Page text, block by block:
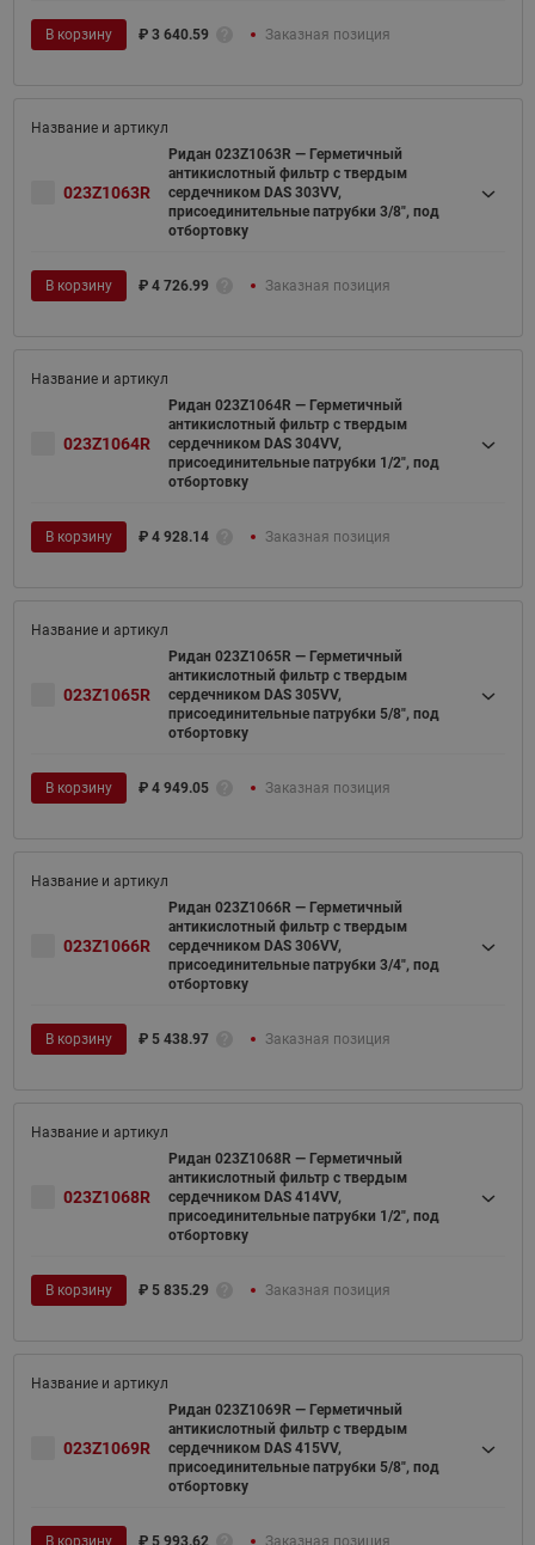
В корзину ₽ 3 640.59 Заказная позиция
023Z1063R
Ридан 023Z1063R — Герметичный
антикислотный фильтр с твердым
сердечником DAS 303VV,
присоединительные патрубки 3/8", под
отбортовку
В корзину ₽ 4 726.99 Заказная позиция
023Z1064R
Ридан 023Z1064R — Герметичный
антикислотный фильтр с твердым
сердечником DAS 304VV,
присоединительные патрубки 1/2", под
отбортовку
В корзину ₽ 4 928.14 Заказная позиция
023Z1065R
Ридан 023Z1065R — Герметичный
антикислотный фильтр с твердым
сердечником DAS 305VV,
присоединительные патрубки 5/8", под
отбортовку
В корзину ₽ 4 949.05 Заказная позиция
023Z1066R
Ридан 023Z1066R — Герметичный
антикислотный фильтр с твердым
сердечником DAS 306VV,
присоединительные патрубки 3/4", под
отбортовку
В корзину ₽ 5 438.97 Заказная позиция
023Z1068R
Ридан 023Z1068R — Герметичный
антикислотный фильтр с твердым
сердечником DAS 414VV,
присоединительные патрубки 1/2", под
отбортовку
В корзину ₽ 5 835.29 Заказная позиция
023Z1069R
Ридан 023Z1069R — Герметичный
антикислотный фильтр с твердым
сердечником DAS 415VV,
присоединительные патрубки 5/8", под
отбортовку
В корзину ₽ 5 993.62 Заказная позиция